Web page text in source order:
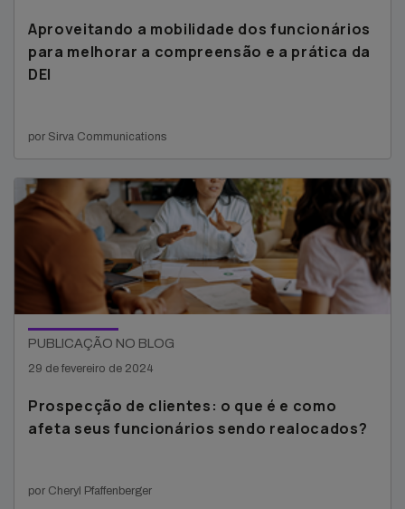
Aproveitando a mobilidade dos funcionários
para melhorar a compreensão e a prática da
DEI
por Sirva Communications
PUBLICAÇÃO NO BLOG
29 de fevereiro de 2024
Prospecção de clientes: o que é e como
afeta seus funcionários sendo realocados?
por Cheryl Pfaffenberger